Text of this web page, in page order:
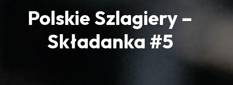
Polskie Szlagiery –
Składanka #5